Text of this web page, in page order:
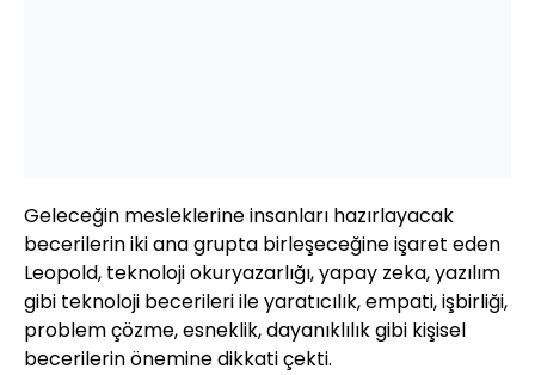
Geleceğin mesleklerine insanları hazırlayacak
becerilerin iki ana grupta birleşeceğine işaret eden
Leopold, teknoloji okuryazarlığı, yapay zeka, yazılım
gibi teknoloji becerileri ile yaratıcılık, empati, işbirliği,
problem çözme, esneklik, dayanıklılık gibi kişisel
becerilerin önemine dikkati çekti.